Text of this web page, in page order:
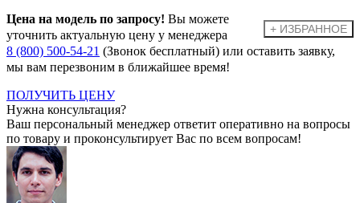
Цена на модель по запросу! Вы можете
уточнить актуальную цену у менеджера
8 (800) 500-54-21 (Звонок бесплатный) или оставить заявку,
мы вам перезвоним в ближайшее время!
ПОЛУЧИТЬ ЦЕНУ
Нужна консультация?
Ваш персональный менеджер ответит оперативно на вопросы
по товару и проконсультирует Вас по всем вопросам!